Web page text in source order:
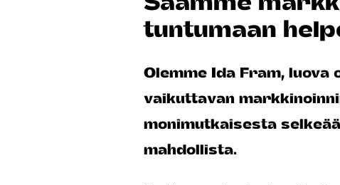
tuntumaan
Olemme Ida Fram,
vaikuttavan
monimutkaisesta
mahdollista.